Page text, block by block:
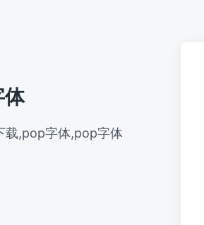
体
载,pop字体,pop字体